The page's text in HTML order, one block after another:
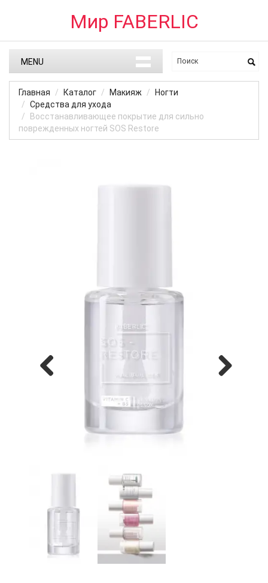
Мир FABERLIC
MENU
Главная Каталог Макияж
Ногти
Средства для ухода
Восстанавливающее покрытие для сильно
поврежденных ногтей SOS Restore